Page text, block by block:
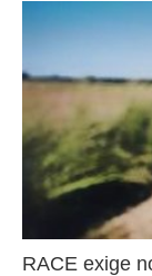
RACE exige